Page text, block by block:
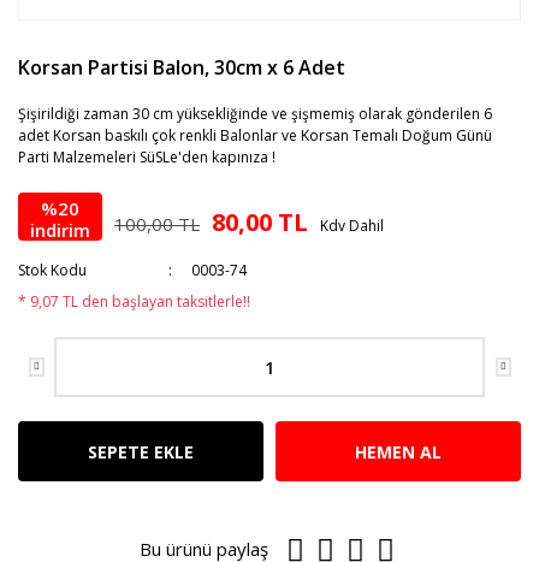
Korsan Partisi Balon, 30cm x 6 Adet
Şişirildiği zaman 30 cm yüksekliğinde ve şişmemiş olarak gönderilen 6
adet Korsan baskılı çok renkli Balonlar ve Korsan Temalı Doğum Günü
Parti Malzemeleri SüSLe'den kapınıza !
%20
indirim
100,00 TL 80,00 TL Kdv Dahil
Stok Kodu
0003-74
* 9,07 TL den başlayan taksitlerle!!
SEPETE EKLE HEMEN AL
Bu ürünü paylaş